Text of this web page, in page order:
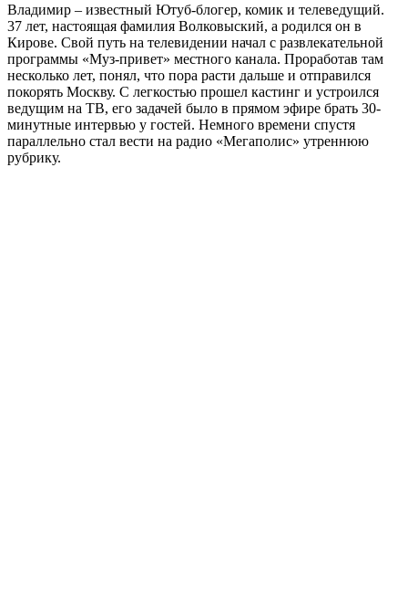
Владимир – известный Ютуб-блогер, комик и телеведущий.
37 лет, настоящая фамилия Волковыский, а родился он в
Кирове. Свой путь на телевидении начал с развлекательной
программы «Муз-привет» местного канала. Проработав там
несколько лет, понял, что пора расти дальше и отправился
покорять Москву. С легкостью прошел кастинг и устроился
ведущим на ТВ, его задачей было в прямом эфире брать 30-
минутные интервью у гостей. Немного времени спустя
параллельно стал вести на радио «Мегаполис» утреннюю
рубрику.